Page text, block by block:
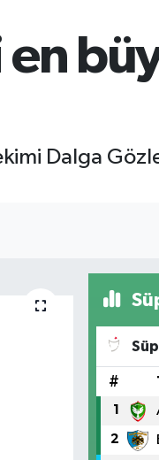
en
Dalga
#
1
2